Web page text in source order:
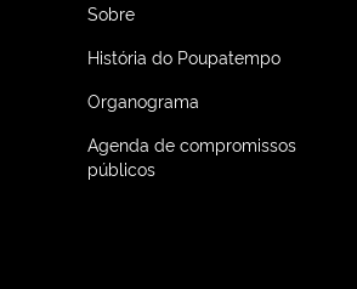
Sobre
História do Poupatempo
Organograma
Agenda de compromissos
públicos